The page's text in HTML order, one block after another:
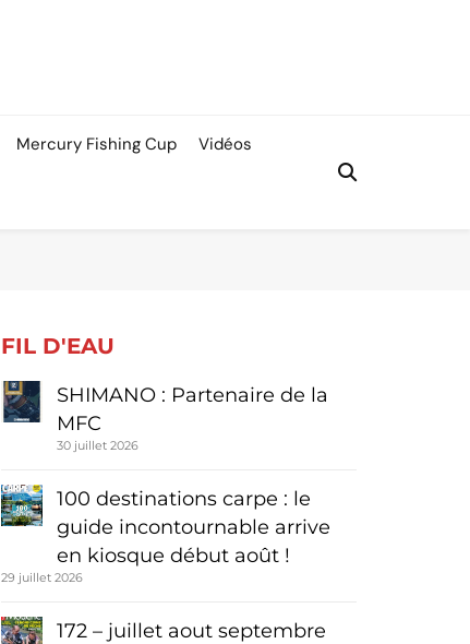
Mercury Fishing Cup Vidéos
FIL D'EAU
SHIMANO : Partenaire de la
MFC
30 juillet 2026
100 destinations carpe : le
guide incontournable arrive
en kiosque début août !
29 juillet 2026
172 – juillet aout septembre